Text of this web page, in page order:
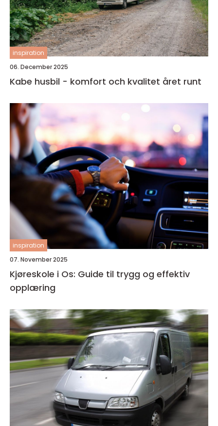
inspiration
06. December 2025
Kabe husbil - komfort och kvalitet året runt
inspiration
07. November 2025
Kjøreskole i Os: Guide til trygg og effektiv
opplæring